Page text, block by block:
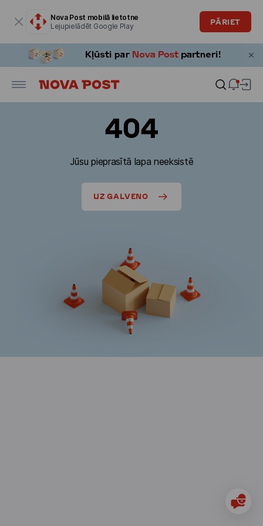
Nova Post mobilā lietotne
Lejupielādēt Google Play
PĀRIET
404
Jūsu pieprasītā lapa neeksistē
UZ GALVENO